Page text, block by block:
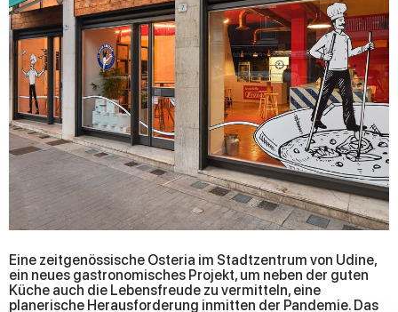
Eine zeitgenössische Osteria im Stadtzentrum von Udine,
ein neues gastronomisches Projekt, um neben der guten
Küche auch die Lebensfreude zu vermitteln, eine
planerische Herausforderung inmitten der Pandemie. Das